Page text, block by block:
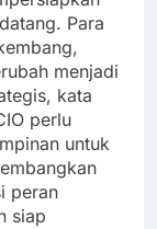
Para
menjadi
kata
perlu
untuk
peran
siap